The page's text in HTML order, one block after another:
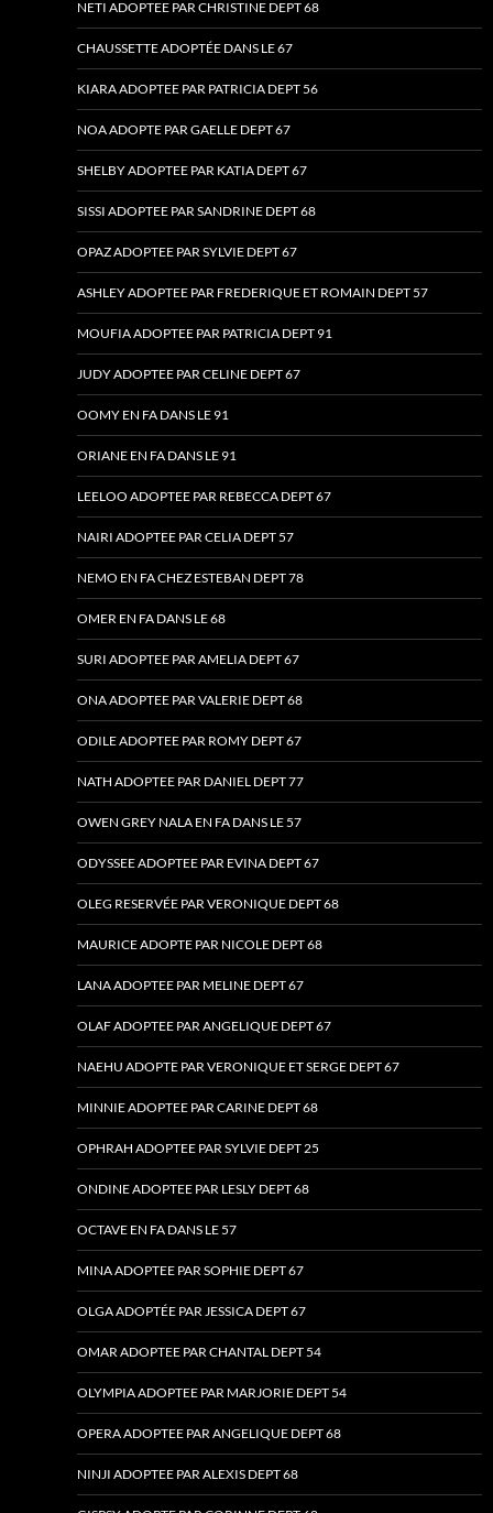
NETI ADOPTEE PAR CHRISTINE DEPT 68
CHAUSSETTE ADOPTÉE DANS LE 67
KIARA ADOPTEE PAR PATRICIA DEPT 56
NOA ADOPTE PAR GAELLE DEPT 67
SHELBY ADOPTEE PAR KATIA DEPT 67
SISSI ADOPTEE PAR SANDRINE DEPT 68
OPAZ ADOPTEE PAR SYLVIE DEPT 67
ASHLEY ADOPTEE PAR FREDERIQUE ET ROMAIN DEPT 57
MOUFIA ADOPTEE PAR PATRICIA DEPT 91
JUDY ADOPTEE PAR CELINE DEPT 67
OOMY EN FA DANS LE 91
ORIANE EN FA DANS LE 91
LEELOO ADOPTEE PAR REBECCA DEPT 67
NAIRI ADOPTEE PAR CELIA DEPT 57
NEMO EN FA CHEZ ESTEBAN DEPT 78
OMER EN FA DANS LE 68
SURI ADOPTEE PAR AMELIA DEPT 67
ONA ADOPTEE PAR VALERIE DEPT 68
ODILE ADOPTEE PAR ROMY DEPT 67
NATH ADOPTEE PAR DANIEL DEPT 77
OWEN GREY NALA EN FA DANS LE 57
ODYSSEE ADOPTEE PAR EVINA DEPT 67
OLEG RESERVÉE PAR VERONIQUE DEPT 68
MAURICE ADOPTE PAR NICOLE DEPT 68
LANA ADOPTEE PAR MELINE DEPT 67
OLAF ADOPTEE PAR ANGELIQUE DEPT 67
NAEHU ADOPTE PAR VERONIQUE ET SERGE DEPT 67
MINNIE ADOPTEE PAR CARINE DEPT 68
OPHRAH ADOPTEE PAR SYLVIE DEPT 25
ONDINE ADOPTEE PAR LESLY DEPT 68
OCTAVE EN FA DANS LE 57
MINA ADOPTEE PAR SOPHIE DEPT 67
OLGA ADOPTÉE PAR JESSICA DEPT 67
OMAR ADOPTEE PAR CHANTAL DEPT 54
OLYMPIA ADOPTEE PAR MARJORIE DEPT 54
OPERA ADOPTEE PAR ANGELIQUE DEPT 68
NINJI ADOPTEE PAR ALEXIS DEPT 68